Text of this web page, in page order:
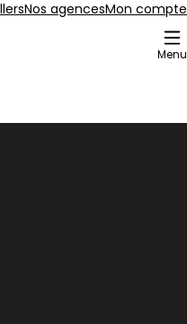
Nos agencesMon compte
Menu